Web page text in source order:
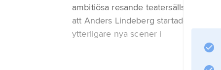
ambitiösa resande teatersällskap.
att Anders Lindeberg startade Nya
ytterligare nya scener i